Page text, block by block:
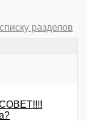
разделов
СОВЕТ!!!!